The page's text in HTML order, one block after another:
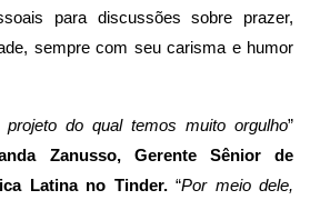
para discussões sobre prazer,
sempre com seu carisma e humor
do qual temos muito orgulho”
Zanusso, Gerente Sênior de
Latina no Tinder. “Por meio dele,